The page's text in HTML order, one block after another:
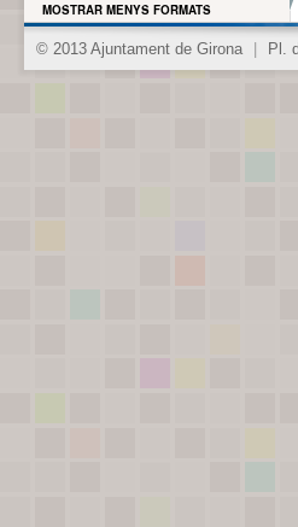
MOSTRAR MENYS FORMATS
© 2013 Ajuntament de Girona Pl.